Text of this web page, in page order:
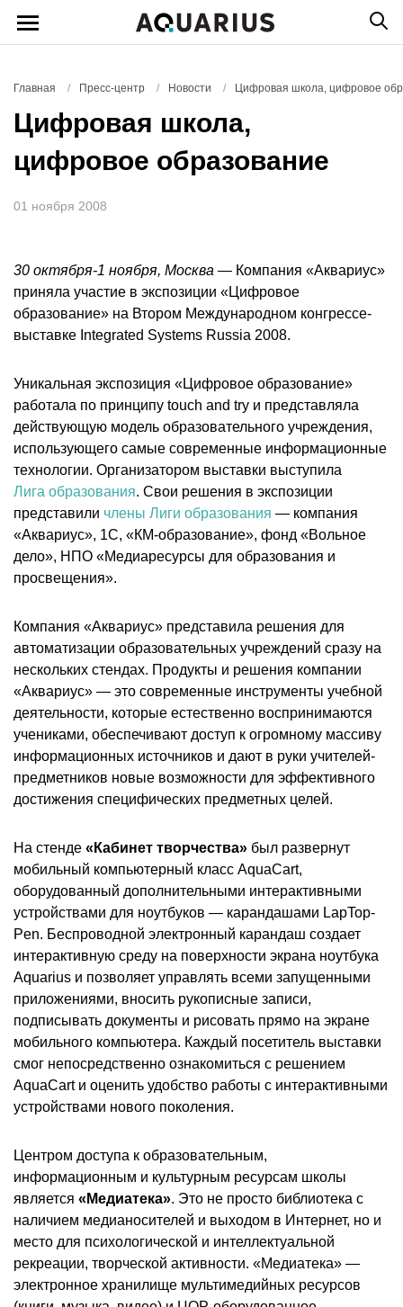
Главная / Пресс-центр / Новости / Цифровая школа, цифровое
Цифровая школа,
цифровое образование
01 ноября 2008
30 октября-1 ноября, Москва — Компания «Аквариус»
приняла участие в экспозиции «Цифровое
образование» на Втором Международном конгрессе-
выставке Integrated Systems Russia 2008.
Уникальная экспозиция «Цифровое образование»
работала по принципу touch and try и представляла
действующую модель образовательного учреждения,
использующего самые современные информационные
технологии. Организатором выставки выступила
Лига образования. Свои решения в экспозиции
представили члены Лиги образования — компания
«Аквариус», 1С, «КМ-образование», фонд «Вольное
дело», НПО «Медиаресурсы для образования и
просвещения».
Компания «Аквариус» представила решения для
автоматизации образовательных учреждений сразу на
нескольких стендах. Продукты и решения компании
«Аквариус» — это современные инструменты учебной
деятельности, которые естественно воспринимаются
учениками, обеспечивают доступ к огромному массиву
информационных источников и дают в руки учителей-
предметников новые возможности для эффективного
достижения специфических предметных целей.
На стенде «Кабинет творчества» был развернут
мобильный компьютерный класс AquaCart,
оборудованный дополнительными интерактивными
устройствами для ноутбуков — карандашами LapTop-
Pen. Беспроводной электронный карандаш создает
интерактивную среду на поверхности экрана ноутбука
Aquarius и позволяет управлять всеми запущенными
приложениями, вносить рукописные записи,
подписывать документы и рисовать прямо на экране
мобильного компьютера. Каждый посетитель выставки
смог непосредственно ознакомиться с решением
AquaCart и оценить удобство работы с интерактивными
устройствами нового поколения.
Центром доступа к образовательным,
информационным и культурным ресурсам школы
является «Медиатека». Это не просто библиотека с
наличием медианосителей и выходом в Интернет, но и
место для психологической и интеллектуальной
рекреации, творческой активности. «Медиатека» —
электронное хранилище мультимедийных ресурсов